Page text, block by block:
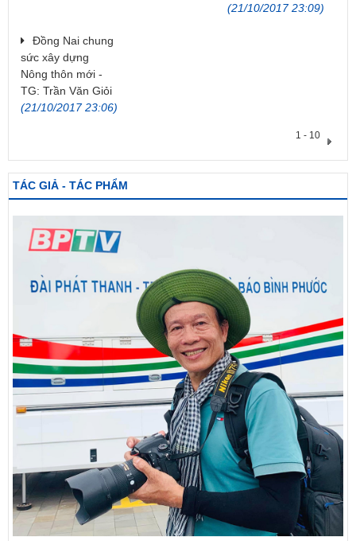
(21/10/2017 23:09)
Đồng Nai chung
sức xây dựng
Nông thôn mới -
TG: Trần Văn Giỏi
(21/10/2017 23:06)
1 - 10
TÁC GIẢ - TÁC PHẨM